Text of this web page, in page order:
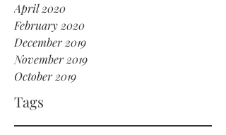
April 2020
February 2020
December 2019
November 2019
October 2019
Tags